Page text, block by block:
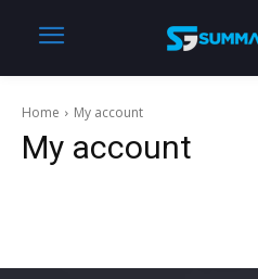
Home My account
My account